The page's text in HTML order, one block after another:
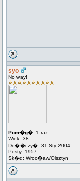
syo
No way!
Pom�g�: 1 raz
Wiek: 38
Do��czy�: 31 Sty 2004
Posty: 1957
Sk�d: Wroc�aw/Olsztyn